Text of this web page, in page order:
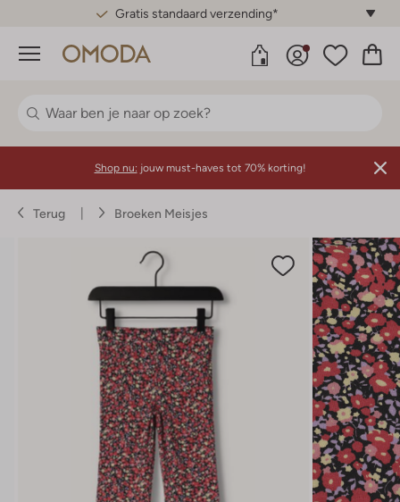
Gratis standaard verzending*
Menu
Shop nu: jouw must-haves tot 70% korting!
Terug Broeken Meisjes